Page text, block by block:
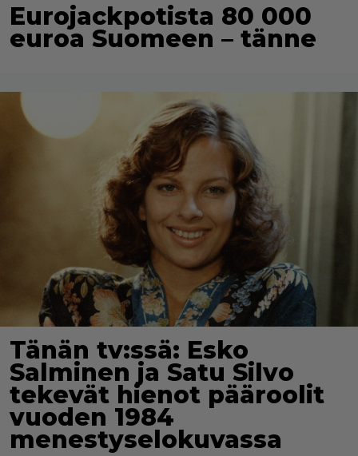
Eurojackpotista 80 000
euroa Suomeen – tänne
Tänän tv:ssä: Esko
Salminen ja Satu Silvo
tekevät hienot pääroolit
vuoden 1984
menestyselokuvassa